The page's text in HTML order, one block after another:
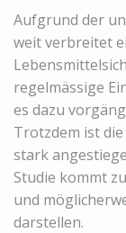
Aufgrund der
weit verbreitet
regelmässige
es dazu
Trotzdem ist
stark
Studie kommt
und
darstellen.